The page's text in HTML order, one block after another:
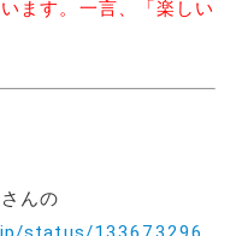
ます。一言、「楽しい
んの